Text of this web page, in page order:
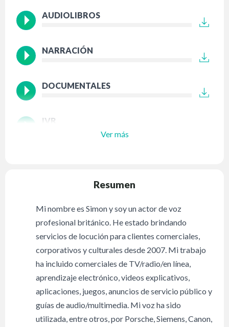
AUDIOLIBROS
NARRACIÓN
DOCUMENTALES
IVR
Ver más
Resumen
Mi nombre es Simon y soy un actor de voz
profesional británico. He estado brindando
servicios de locución para clientes comerciales,
corporativos y culturales desde 2007. Mi trabajo
ha incluido comerciales de TV/radio/en línea,
aprendizaje electrónico, videos explicativos,
aplicaciones, juegos, anuncios de servicio público y
guías de audio/multimedia. Mi voz ha sido
utilizada, entre otros, por Porsche, Siemens, Canon,